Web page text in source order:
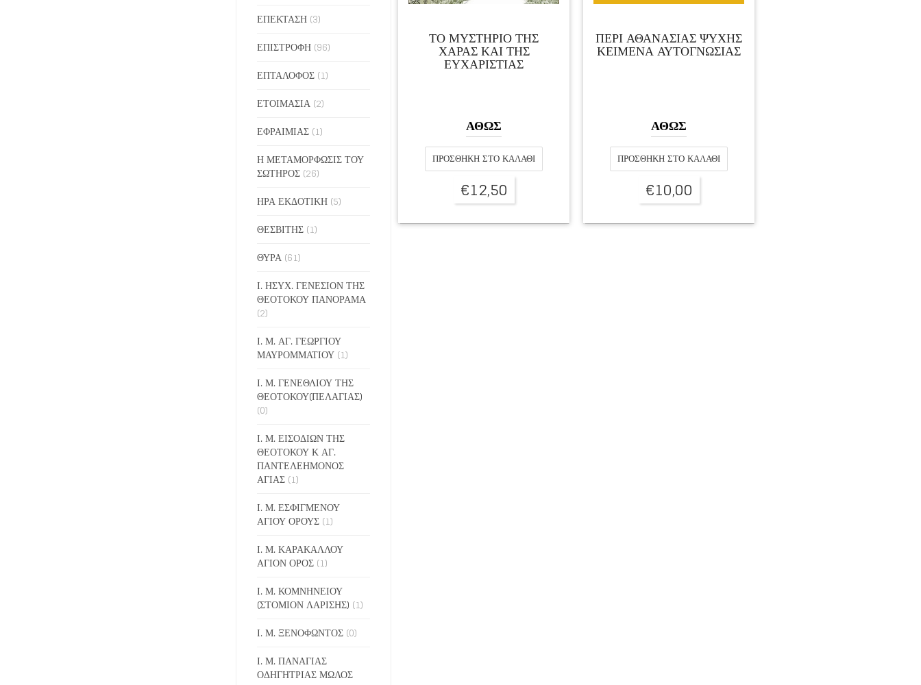
ΤΟ ΜΥΣΤΗΡΙΟ ΤΗΣ
ΧΑΡΑΣ ΚΑΙ ΤΗΣ
ΕΥΧΑΡΙΣΤΙΑΣ
ΑΘΩΣ
ΠΡΟΣΘΉΚΗ ΣΤΟ ΚΑΛΆΘΙ
€12,50
ΠΕΡΙ ΑΘΑΝΑΣΙΑΣ ΨΥΧΗΣ
ΚΕΙΜΕΝΑ ΑΥΤΟΓΝΩΣΙΑΣ
ΑΘΩΣ
ΠΡΟΣΘΉΚΗ ΣΤΟ ΚΑΛΆΘΙ
€10,00
ΕΠΕΚΤΑΣΗ (3)
ΕΠΙΣΤΡΟΦΗ (96)
ΕΠΤΑΛΟΦΟΣ (1)
ΕΤΟΙΜΑΣΙΑ (2)
ΕΦΡΑΙΜΙΑΣ (1)
Η ΜΕΤΑΜΟΡΦΩΣΙΣ ΤΟΥ
ΣΩΤΗΡΟΣ (26)
ΗΡΑ ΕΚΔΟΤΙΚΗ (5)
ΘΕΣΒΙΤΗΣ (1)
ΘΥΡΑ (61)
Ι. ΗΣΥΧ. ΓΕΝΕΣΙΟΝ ΤΗΣ
ΘΕΟΤΟΚΟΥ ΠΑΝΟΡΑΜΑ
(2)
Ι. Μ. ΑΓ. ΓΕΩΡΓΙΟΥ
ΜΑΥΡΟΜΜΑΤΙΟΥ (1)
Ι. Μ. ΓΕΝΕΘΛΙΟΥ ΤΗΣ
ΘΕΟΤΟΚΟΥ(ΠΕΛΑΓΙΑΣ)
(0)
Ι. Μ. ΕΙΣΟΔΙΩΝ ΤΗΣ
ΘΕΟΤΟΚΟΥ Κ ΑΓ.
ΠΑΝΤΕΛΕΗΜΟΝΟΣ
ΑΓΙΑΣ (1)
Ι. Μ. ΕΣΦΙΓΜΕΝΟΥ
ΑΓΙΟΥ ΟΡΟΥΣ (1)
Ι. Μ. ΚΑΡΑΚΑΛΛΟΥ
ΑΓΙΟΝ ΟΡΟΣ (1)
Ι. Μ. ΚΟΜΝΗΝΕΙΟΥ
(ΣΤΟΜΙΟΝ ΛΑΡΙΣΗΣ) (1)
Ι. Μ. ΞΕΝΟΦΩΝΤΟΣ (0)
Ι. Μ. ΠΑΝΑΓΙΑΣ
ΟΔΗΓΗΤΡΙΑΣ ΜΩΛΟΣ